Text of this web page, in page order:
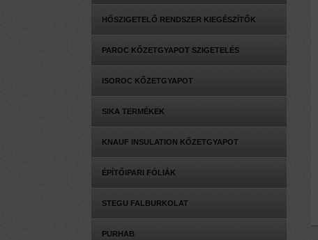
HŐSZIGETELŐ RENDSZER KIEGÉSZÍTŐK
PAROC KŐZETGYAPOT SZIGETELÉS
ISOROC KŐZETGYAPOT
SIKA TERMÉKEK
KNAUF INSULATION KŐZETGYAPOT
ÉPÍTŐIPARI FÓLIÁK
STEGU FALBURKOLAT
PURHAB